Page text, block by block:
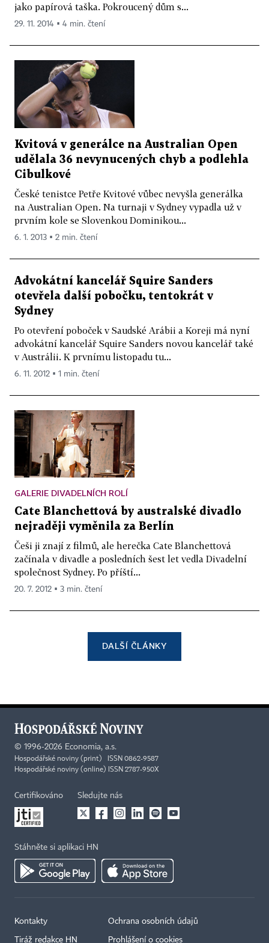
jako papírová taška. Pokroucený dům s...
29. 11. 2014 ▪ 4 min. čtení
Kvitová v generálce na Australian Open
udělala 36 nevynucených chyb a podlehla
Cibulkové
České tenistce Petře Kvitové vůbec nevyšla generálka
na Australian Open. Na turnaji v Sydney vypadla už v
prvním kole se Slovenkou Dominikou...
6. 1. 2013 ▪ 2 min. čtení
Advokátní kancelář Squire Sanders
otevřela další pobočku, tentokrát v
Sydney
Po otevření poboček v Saudské Arábii a Koreji má nyní
advokátní kancelář Squire Sanders novou kancelář také
v Austrálii. K prvnímu listopadu tu...
6. 11. 2012 ▪ 1 min. čtení
GALERIE DIVADELNÍCH ROLÍ
Cate Blanchettová by australské divadlo
nejraději vyměnila za Berlín
Češi ji znají z filmů, ale herečka Cate Blanchettová
začínala v divadle a posledních šest let vedla Divadelní
společnost Sydney. Po příští...
20. 7. 2012 ▪ 3 min. čtení
DALŠÍ ČLÁNKY
© 1996-2026 Economia, a.s.
Hospodářské noviny (print) ISSN 0862-9587
Hospodářské noviny (online) ISSN 2787-950X
Certifikováno Sledujte nás
Stáhněte si aplikaci HN
Kontakty
Tiráž redakce HN
Ochrana osobních údajů
Prohlášení o cookies